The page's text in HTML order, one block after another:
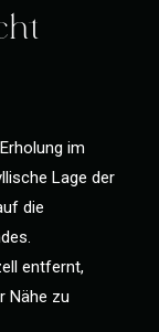
im
Lage der
die
entfernt,
Nähe zu